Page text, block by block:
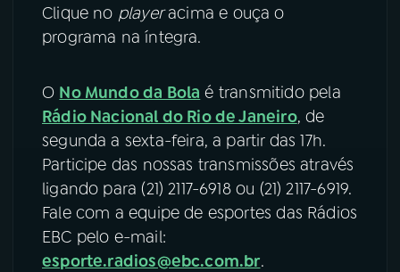
Clique no playeracima e ouça o
programa na íntegra.
O No Mundo da Bola é transmitido pela
Rádio Nacional do Rio de Janeiro, de
segunda a sexta-feira, a partir das 17h.
Participe das nossas transmissões através
ligando para (21) 2117-6918 ou (21) 2117-6919.
Fale com a equipe de esportes das Rádios
EBC pelo e-mail:
esporte.radios@ebc.com.br.